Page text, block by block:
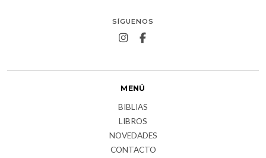
SÍGUENOS
MENÚ
BIBLIAS
LIBROS
NOVEDADES
CONTACTO